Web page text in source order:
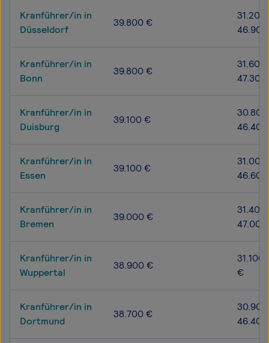
Kranführer/in in
Düsseldorf
39.800 €
Kranführer/in in
Bonn
39.800 €
Kranführer/in in
Duisburg
39.100 €
Kranführer/in in
Essen
39.100 €
Kranführer/in in
Bremen
39.000 €
Kranführer/in in
Wuppertal
38.900 €
€
Kranführer/in in
Dortmund
38.700 €